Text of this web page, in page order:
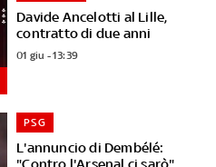
Davide Ancelotti al Lille,
contratto di due anni
01 giu - 13:39
L'annuncio di Dembélé:
"Contro l'Arsenal ci sarò"
PSG